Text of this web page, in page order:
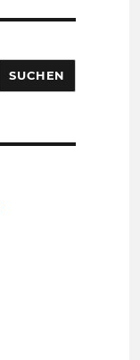
SUCHEN